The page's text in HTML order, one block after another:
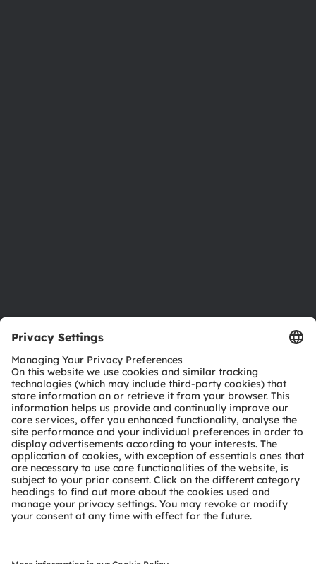
Download center
Tools
Customer queries
Technical support
Partner network
Whistleblowing
© 2026 ams-OSRAM AG. All rights reserved.
Privacy policy Terms of use Terms of trade